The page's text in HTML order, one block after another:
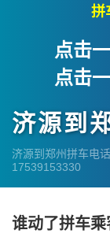
拼
点击
点击
济源到
济源到郑州拼车电
17539153330
谁动了拼车乘